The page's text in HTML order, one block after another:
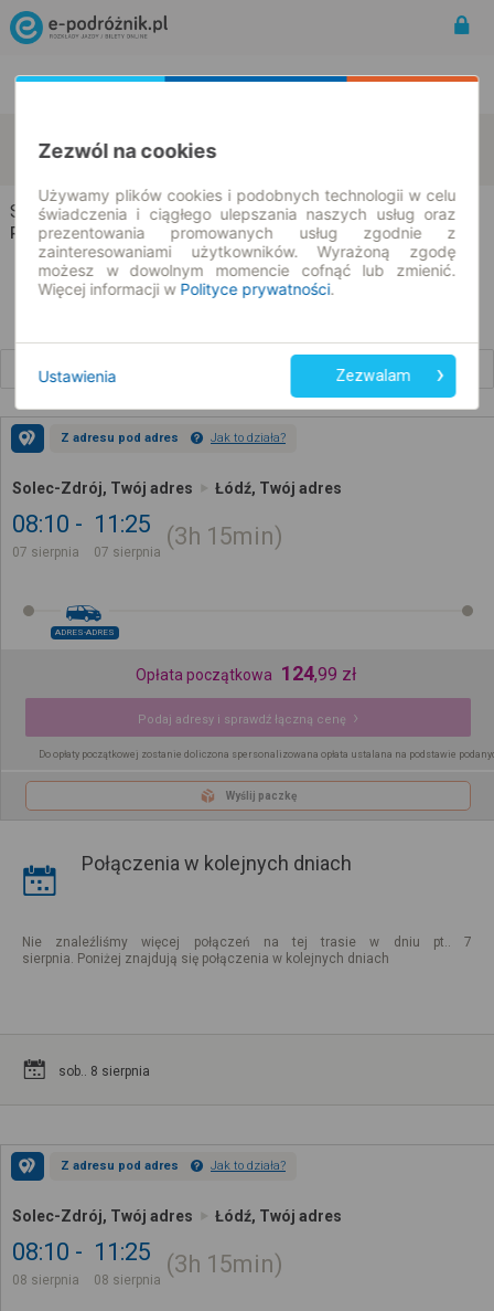
07.08.2026 | -- : --
Solec-Zdrój → Łódź
Rozkład jazdy i bilety
Z adresu pod adres Jak to działa?
Solec-Zdrój, Twój adres Łódź, Twój adres
08:10
07 sierpnia
11:25
07 sierpnia
3h 15min
ADRES-ADRES
Opłata początkowa 124,99 zł
Podaj adresy i sprawdź łączną cenę
Do opłaty początkowej zostanie doliczona spersonalizowana opłata ustalana na podstawie
Wyślij paczkę
Połączenia w kolejnych dniach
Nie znaleźliśmy więcej połączeń na tej trasie w dniu pt.. 7
sierpnia. Poniżej znajdują się połączenia w kolejnych dniach
sob.. 8 sierpnia
Z adresu pod adres Jak to działa?
Solec-Zdrój, Twój adres Łódź, Twój adres
08:10
08 sierpnia
11:25
08 sierpnia
3h 15min
Zezwól na cookies
Używamy plików cookies i podobnych technologii w celu
świadczenia i ciągłego ulepszania naszych usług oraz
prezentowania promowanych usług zgodnie z
zainteresowaniami użytkowników. Wyrażoną zgodę
możesz w dowolnym momencie cofnąć lub zmienić.
Więcej informacji w Polityce prywatności.
Ustawienia Zezwalam